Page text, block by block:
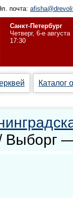
почта:
Санкт-Петербург
Четверг, 6-е августа
17:30
Каталог
Выборг